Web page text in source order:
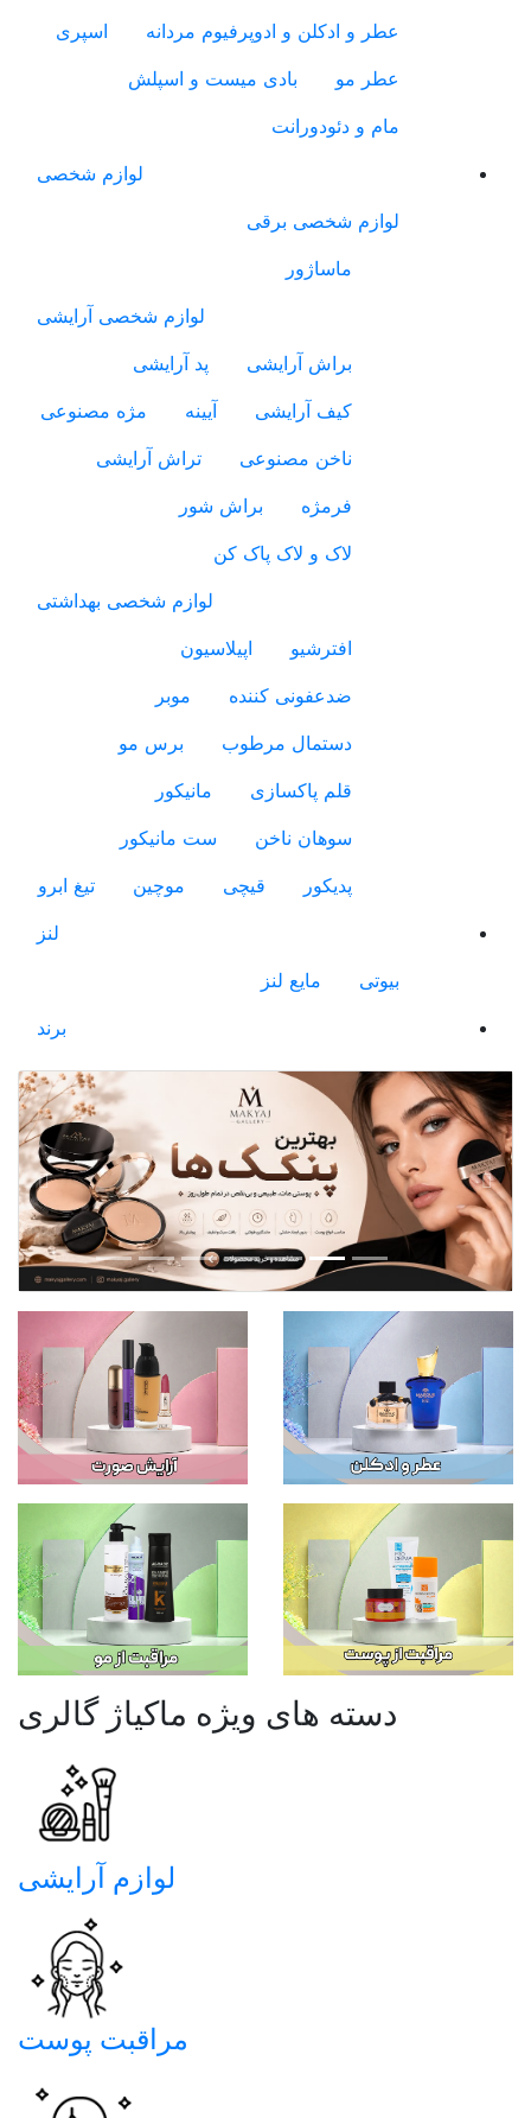
عطر و ادکلن و ادوپرفیوم مردانه
اسپری
عطر مو
بادی میست و اسپلش
مام و دئودورانت
لوازم شخصی
لوازم شخصی برقی
ماساژور
لوازم شخصی آرایشی
براش آرایشی
پد آرایشی
کیف آرایشی
آیینه
مژه مصنوعی
ناخن مصنوعی
تراش آرایشی
فرمژه
براش شور
لاک و لاک پاک کن
لوازم شخصی بهداشتی
افترشیو
اپیلاسیون
ضدعفونی کننده
موبر
دستمال مرطوب
برس مو
قلم پاکسازی
مانیکور
سوهان ناخن
ست مانیکور
پدیکور
قیچی موچین
تیغ ابرو
لنز
بیوتی
مایع لنز
برند
دسته های ویژه ماکیاژ گالری
لوازم آرایشی
مراقبت پوست